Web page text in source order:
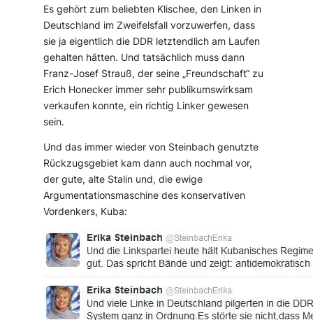
Es gehört zum beliebten Klischee, den Linken in
Deutschland im Zweifelsfall vorzuwerfen, dass
sie ja eigentlich die DDR letztendlich am Laufen
gehalten hätten. Und tatsächlich muss dann
Franz-Josef Strauß, der seine „Freundschaft“ zu
Erich Honecker immer sehr publikumswirksam
verkaufen konnte, ein richtig Linker gewesen
sein.
Und das immer wieder von Steinbach genutzte
Rückzugsgebiet kam dann auch nochmal vor,
der gute, alte Stalin und, die ewige
Argumentationsmaschine des konservativen
Vordenkers, Kuba: